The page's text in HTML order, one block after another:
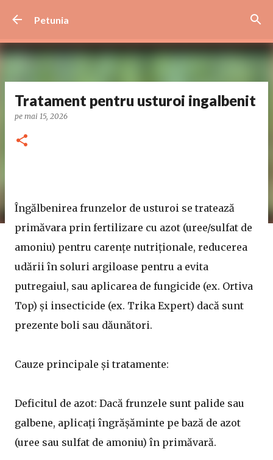
Petunia
Tratament pentru usturoi ingalbenit
pe mai 15, 2026
Îngălbenirea frunzelor de usturoi se tratează
primăvara prin fertilizare cu azot (uree/sulfat de
amoniu) pentru carențe nutriționale, reducerea
udării în soluri argiloase pentru a evita
putregaiul, sau aplicarea de fungicide (ex. Ortiva
Top) și insecticide (ex. Trika Expert) dacă sunt
prezente boli sau dăunători.
Cauze principale și tratamente:
Deficitul de azot: Dacă frunzele sunt palide sau
galbene, aplicați îngrășăminte pe bază de azot
(uree sau sulfat de amoniu) în primăvară.